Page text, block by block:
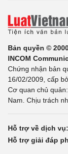
Bản quyền ©
INCOM
Chứng nhận bản
16/02/2009, cấp
Cơ quan chủ
Nam. Chịu trách
Hỗ trợ về dịch vụ:
Hỗ trợ giải đáp